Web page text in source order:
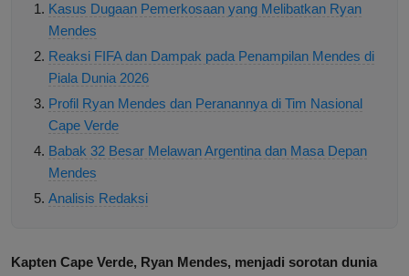
Kasus Dugaan Pemerkosaan yang Melibatkan Ryan
Mendes
Reaksi FIFA dan Dampak pada Penampilan Mendes di
Piala Dunia 2026
Profil Ryan Mendes dan Peranannya di Tim Nasional
Cape Verde
Babak 32 Besar Melawan Argentina dan Masa Depan
Mendes
Analisis Redaksi
Kapten Cape Verde, Ryan Mendes, menjadi sorotan dunia